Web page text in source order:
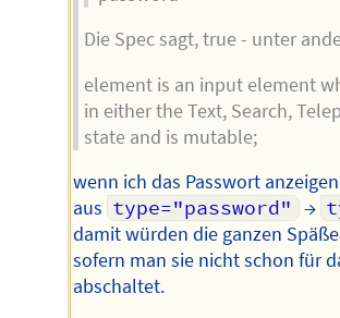
Die Spec sagt, true - unter
element is an input element
in either the Text, Search,
state and is mutable;
wenn ich das Passwort
aus type="password" →
damit würden die ganzen
sofern man sie nicht schon für
abschaltet.